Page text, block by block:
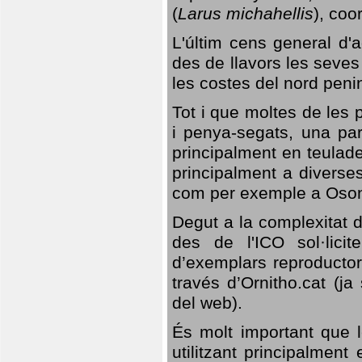
(Larus michahellis),
L'últim cens general
des de llavors les
les costes del nord
Tot i que moltes de les
i penya-segats, una
principalment en
principalment a
com per exemple a
Degut a la complexitat
des de l'ICO
d’exemplars
través d’Ornitho.cat
del web).
És molt important que
utilitzant